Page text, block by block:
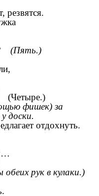
(Пять.)
(Четыре.)
фишек) за
доски.
отдохнуть.
рук в кулаки.)